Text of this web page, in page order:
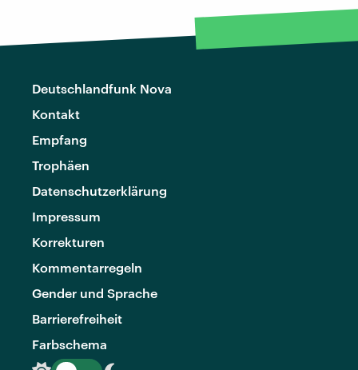
Deutschlandfunk Nova
Kontakt
Empfang
Trophäen
Datenschutzerklärung
Impressum
Korrekturen
Kommentarregeln
Gender und Sprache
Barrierefreiheit
Farbschema